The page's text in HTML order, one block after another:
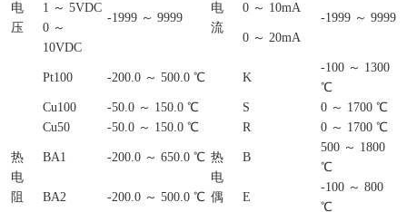
电
压
-1999 ～ 9999
电
流
-1999 ～ 9999
1 ～ 5VDC
0 ～ 10mA
0 ～
10VDC
0 ～ 20mA
热
电
阻
Pt100 -200.0 ～ 500.0 ℃
热
电
偶
K
-100 ～ 1300
℃
Cu100
-50.0 ～ 150.0 ℃ S
0 ～ 1700 ℃
Cu50
-50.0 ～ 150.0 ℃ R 0 ～ 1700 ℃
BA1 -200.0 ～ 650.0 ℃ B
500 ～ 1800
℃
BA2 -200.0 ～ 500.0 ℃ E
-100 ～ 800
℃